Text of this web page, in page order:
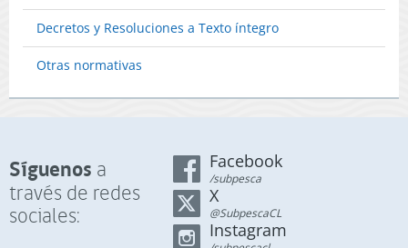
Decretos y Resoluciones a Texto íntegro
Otras normativas
Síguenos a
través de redes
sociales:
Facebook
/subpesca
X
@SubpescaCL
Instagram